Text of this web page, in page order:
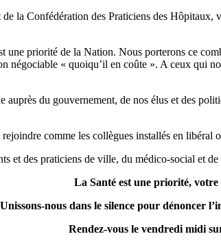
la Confédération des Praticiens des
priorité de la Nation. Nous porterons ce
négociable « quoiqu’il en coûte ». A ceux qui
du gouvernement, de nos élus et des
comme les collègues installés en libéral
et des praticiens de ville, du médico-social et de
La Santé est une priorité,
Unissons-nous dans le silence pour dénoncer
Rendez-vous le vendredi midi